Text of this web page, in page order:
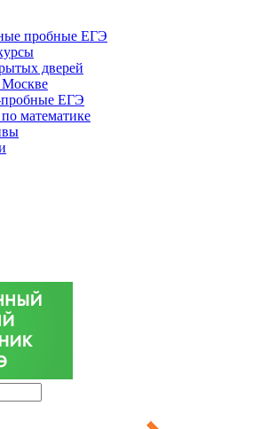
пробные ЕГЭ
дверей
ЕГЭ
математике